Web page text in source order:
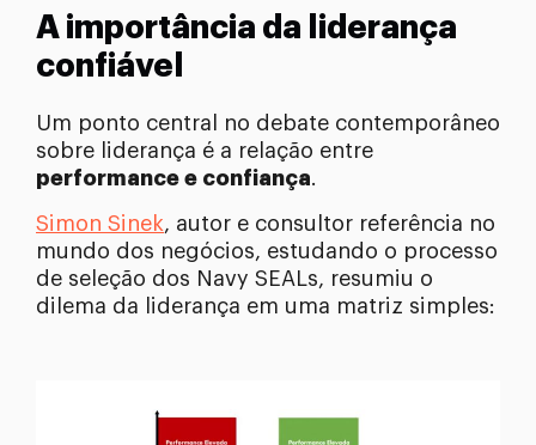
A importância da liderança
confiável
Um ponto central no debate contemporâneo
sobre liderança é a relação entre
performance e confiança.
Simon Sinek, autor e consultor referência no
mundo dos negócios, estudando o processo
de seleção dos Navy SEALs, resumiu o
dilema da liderança em uma matriz simples: